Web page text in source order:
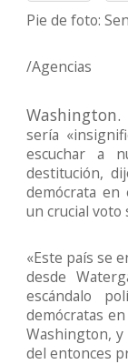
Pie de foto:
/Agencias
Washington.
sería
escuchar a
destitución,
demócrata en
un crucial voto
«Este país se
desde
escándalo
demócratas
Washington,
del entonces